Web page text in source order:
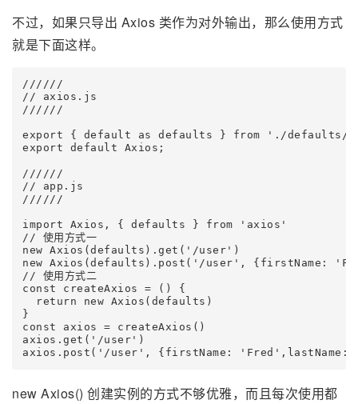
不过，如果只导出 Axios 类作为对外输出，那么使用方式
就是下面这样。
//////
// axios.js
//////
export { default as defaults } from './defaults/
export default Axios;
//////
// app.js
//////
import Axios, { defaults } from 'axios'
// 使用方式一
new Axios(defaults).get('/user')
new Axios(defaults).post('/user', {firstName:
// 使用方式二
const createAxios = () {
  return new Axios(defaults)
}
const axios = createAxios()
axios.get('/user')
new Axios() 创建实例的方式不够优雅，而且每次使用都